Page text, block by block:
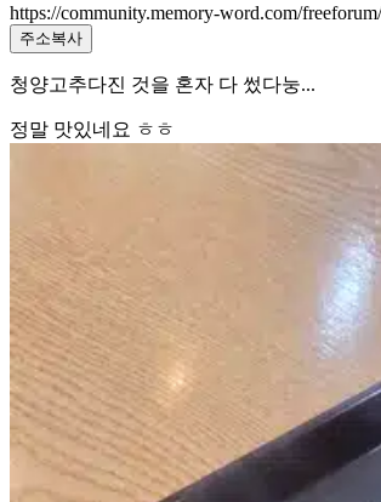
https://community.memory-word.com/
주소복사
청양고추다진 것을 혼자 다 썼다눙...
정말 맛있네요 ㅎㅎ